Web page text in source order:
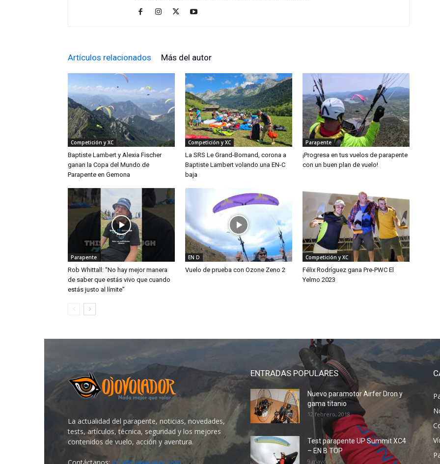
Artículos relacionados Más del autor
Competición y XC
Baptiste Lambert y Alexia Fischer
ganan la Copa del Mundo de
Parapente en Gemona
Competición y XC
La SRS Le Grand-Bornand, corona a
Baptiste Lambert volando una EN-C
baja
Parapente
¡Progresa en tus vuelos de parapente
con un buen plan de vuelo!
Parapente
Rob Whittall: “No hay mejor manera
de saber que estás vivo que cuando
estás justo al límite”
EN D
Vuelo de prueba con Ozone Zeno 2
Competición y XC
Félix Rodríguez gana Pre-PWC El
Yelmo 2023
La actualidad del parapente, noticias, novedades,
tests, artículos, técnica, seguridad y los mejores
contenidos de vuelo, acción y aventura.
ENTRADAS POPULARES
Nuevo paramotor Airfer Dron y
gama titanio
12 febrero, 2018
Test parapente UP Summit XC4
– EN B TOP
9 mayo, 2017